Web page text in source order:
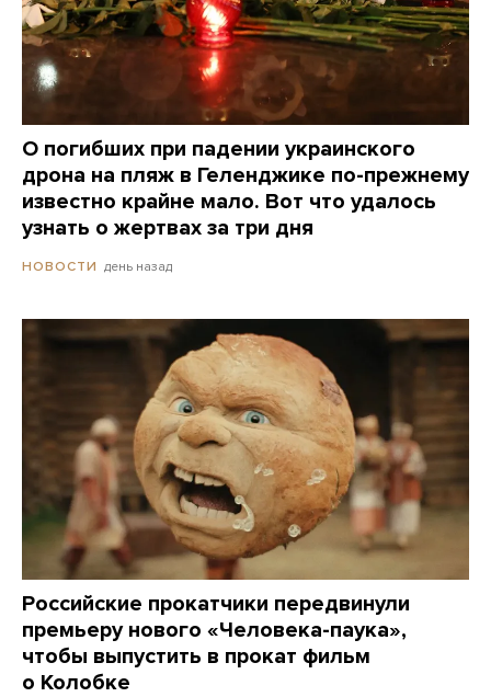
О погибших при падении украинского
дрона на пляж в Геленджике по-прежнему
известно крайне мало. Вот что удалось
узнать о жертвах за три дня
НОВОСТИ день назад
Российские прокатчики передвинули
премьеру нового «Человека-паука»,
чтобы выпустить в прокат фильм
о Колобке